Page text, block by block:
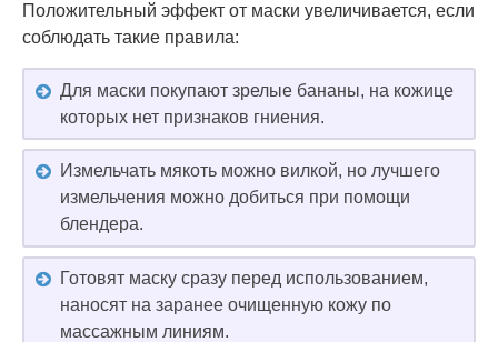
Положительный эффект от маски увеличивается, если
соблюдать такие правила:
Для маски покупают зрелые бананы, на кожице
которых нет признаков гниения.
Измельчать мякоть можно вилкой, но лучшего
измельчения можно добиться при помощи
блендера.
Готовят маску сразу перед использованием,
наносят на заранее очищенную кожу по
массажным линиям.